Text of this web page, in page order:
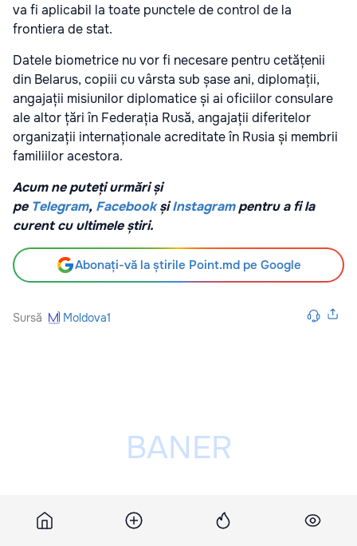
va fi aplicabil la toate punctele de control de la
frontiera de stat.
Datele biometrice nu vor fi necesare pentru cetățenii
din Belarus, copiii cu vârsta sub șase ani, diplomații,
angajații misiunilor diplomatice și ai oficiilor consulare
ale altor țări în Federația Rusă, angajații diferitelor
organizații internaționale acreditate în Rusia și membrii
familiilor acestora.
Acum ne puteți urmări și
pe Telegram, FacebookșiInstagrampentru a fi la
curent cu ultimele știri.
Abonați-vă la știrile Point.md pe Google
Sursă Moldova1